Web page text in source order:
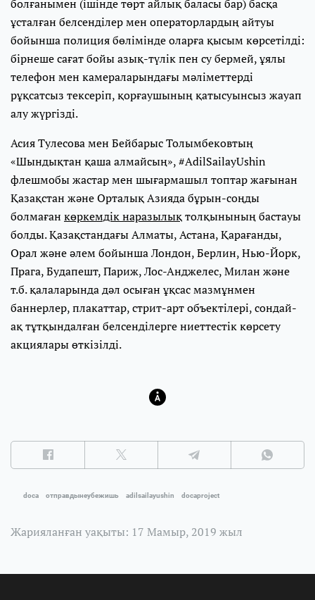
болғанымен (ішінде төрт айлық баласы бар) басқа
ұсталған белсенділер мен операторлардың айтуы
бойынша полиция бөлімінде оларға қысым көрсетілді:
бірнеше сағат бойы азық-түлік пен су бермей, ұялы
телефон мен камераларындағы мәліметтерді
рұқсатсыз тексеріп, қорғаушының қатысуынсыз жауап
алу жүргізді.
Асия Тулесова мен Бейбарыс Толымбековтың
«Шындықтан қаша алмайсың», #AdilSailayUshin
флешмобы жастар мен шығармашыл топтар жағынан
Қазақстан және Орталық Азияда бұрын-соңды
болмаған көркемдік наразылықтолқынының бастауы
болды. Қазақстандағы Алматы, Астана, Қарағанды,
Орал және әлем бойынша Лондон, Берлин, Нью-Йорк,
Прага, Будапешт, Париж, Лос-Анджелес, Милан және
т.б. қалаларында дәл осыған ұқсас мазмұнмен
баннерлер, плакаттар, стрит-арт объектілері, сондай-
ақ тұтқындалған белсенділерге ниеттестік көрсету
акциялары өткізілді.
doca отправдынеубежишь adilsailayushin docaproject
Жарияланған уақыты: 17 Мамыр, 2019 жыл